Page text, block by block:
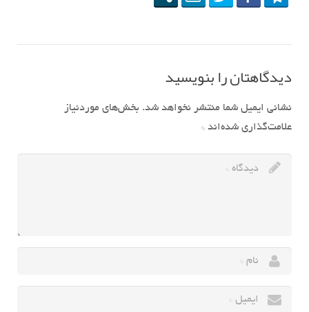
دیدگاهتان را بنویسید
نشانی ایمیل شما منتشر نخواهد شد. بخش‌های موردنیاز
علامت‌گذاری شده‌اند *